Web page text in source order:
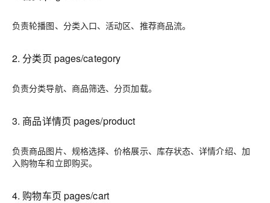
负责轮播图、分类入口、活动区、推荐商品流。
2. 分类页 pages/category
负责分类导航、商品筛选、分页加载。
3. 商品详情页 pages/product
负责商品图片、规格选择、价格展示、库存状态、详情介绍、加
入购物车和立即购买。
4. 购物车页 pages/cart